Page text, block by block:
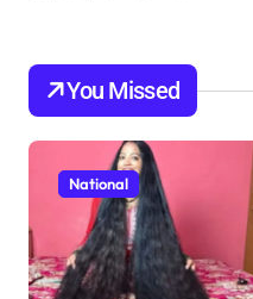
You Missed
National